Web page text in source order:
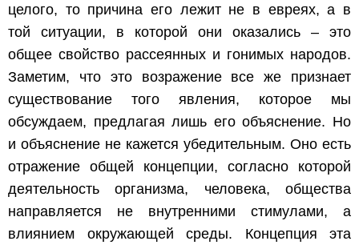
целого, то причина его лежит не в евреях, а в
той ситуации, в которой они оказались – это
общее свойство рассеянных и гонимых народов.
Заметим, что это возражение все же признает
существование того явления, которое мы
обсуждаем, предлагая лишь его объяснение. Но
и объяснение не кажется убедительным. Оно есть
отражение общей концепции, согласно которой
деятельность организма, человека, общества
направляется не внутренними стимулами, а
влиянием окружающей среды. Концепция эта